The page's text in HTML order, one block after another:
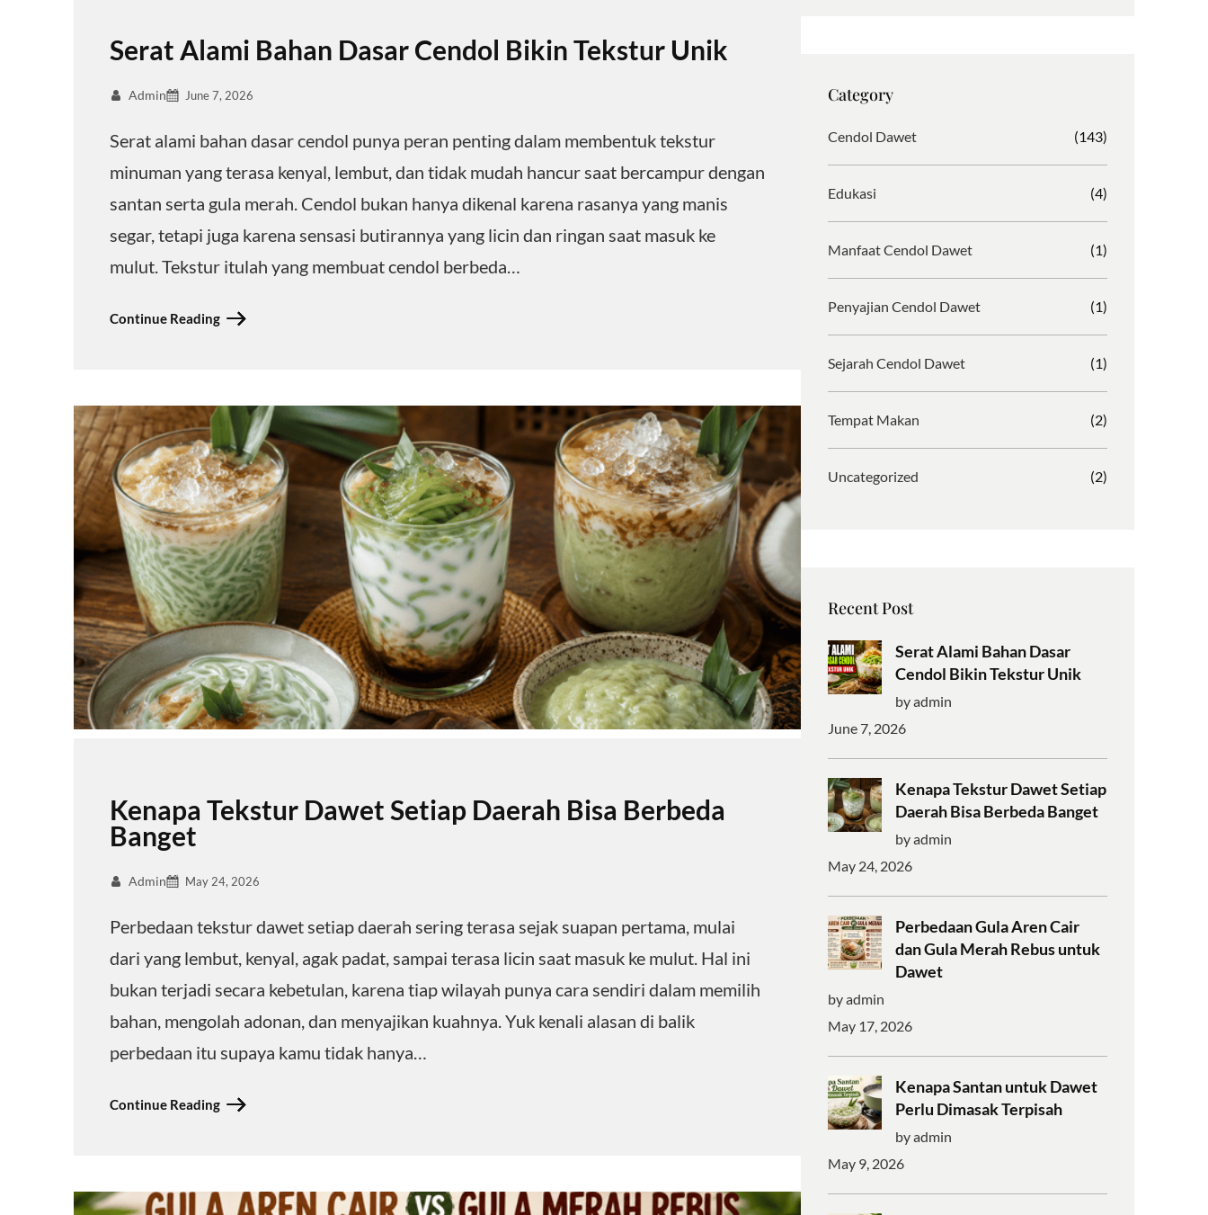
Serat Alami Bahan Dasar Cendol Bikin Tekstur Unik
Admin June 7, 2026
Serat alami bahan dasar cendol punya peran penting dalam membentuk tekstur
minuman yang terasa kenyal, lembut, dan tidak mudah hancur saat bercampur dengan
santan serta gula merah. Cendol bukan hanya dikenal karena rasanya yang manis
segar, tetapi juga karena sensasi butirannya yang licin dan ringan saat masuk ke
mulut. Tekstur itulah yang membuat cendol berbeda…
Continue Reading
Kenapa Tekstur Dawet Setiap Daerah Bisa Berbeda
Banget
Admin May 24, 2026
Perbedaan tekstur dawet setiap daerah sering terasa sejak suapan pertama, mulai
dari yang lembut, kenyal, agak padat, sampai terasa licin saat masuk ke mulut. Hal ini
bukan terjadi secara kebetulan, karena tiap wilayah punya cara sendiri dalam memilih
bahan, mengolah adonan, dan menyajikan kuahnya. Yuk kenali alasan di balik
perbedaan itu supaya kamu tidak hanya…
Continue Reading
r
m
o
Category
Cendol Dawet (143)
Edukasi (4)
Manfaat Cendol Dawet (1)
Penyajian Cendol Dawet (1)
Sejarah Cendol Dawet (1)
Tempat Makan (2)
Uncategorized (2)
Recent Post
Serat Alami Bahan Dasar
Cendol Bikin Tekstur Unik
by admin
June 7, 2026
Kenapa Tekstur Dawet Setiap
Daerah Bisa Berbeda Banget
by admin
May 24, 2026
Perbedaan Gula Aren Cair
dan Gula Merah Rebus untuk
Dawet
by admin
May 17, 2026
Kenapa Santan untuk Dawet
Perlu Dimasak Terpisah
by admin
May 9, 2026